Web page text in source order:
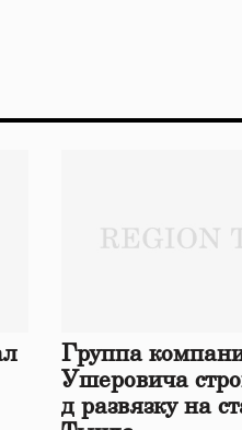
Группа
Ушеровича
д развязку на